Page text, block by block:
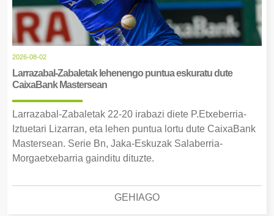
2026-08-02
Larrazabal-Zabaletak lehenengo puntua eskuratu dute
CaixaBank Mastersean
Larrazabal-Zabaletak 22-20 irabazi diete P.Etxeberria-
Iztuetari Lizarran, eta lehen puntua lortu dute CaixaBank
Mastersean. Serie Bn, Jaka-Eskuzak Salaberria-
Morgaetxebarria gainditu dituzte.
GEHIAGO